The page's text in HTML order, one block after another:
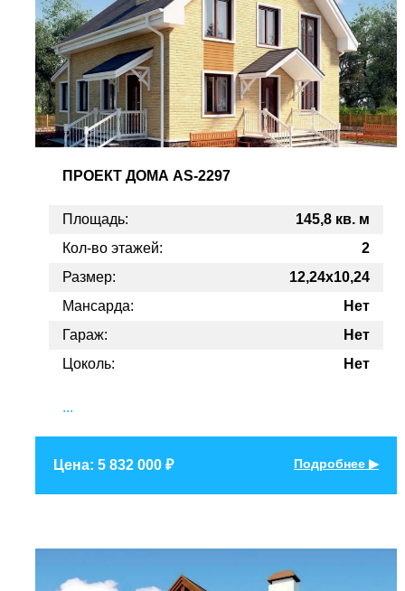
ПРОЕКТ ДОМА AS-2297
Площадь:
145,8 кв. м
Кол-во этажей:
2
Размер:
12,24x10,24
Мансарда:
Нет
Гараж:
Нет
Цоколь:
Нет
...
Цена: 5 832 000 ₽ Подробнее ▶